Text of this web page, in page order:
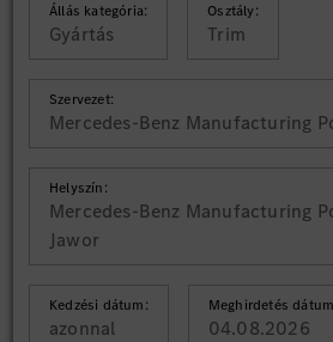
Állás kategória:
Gyártás
Osztály:
Trim
Szervezet:
Mercedes-Benz Manufacturing
Helyszín:
Mercedes-Benz Manufacturing
Jawor
Kedzési dátum:
azonnal
Meghirdetés
04.08.2026